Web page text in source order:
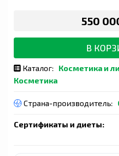
550
В
Каталог: Косметика и
Косметика
Страна-производитель:
Сертификаты и диеты: